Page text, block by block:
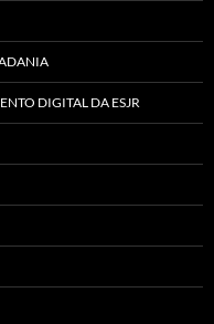
DIGITAL DA ESJR